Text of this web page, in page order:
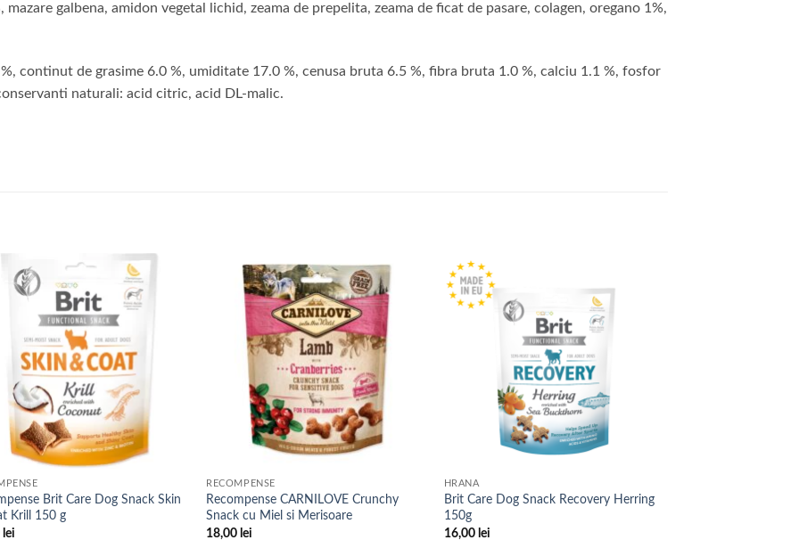
galbena, amidon vegetal lichid, zeama de prepelita, zeama de ficat de pasare, colagen, oregano 1%,
continut de grasime 6.0 %, umiditate 17.0 %, cenusa bruta 6.5 %, fibra bruta 1.0 %, calciu 1.1 %, fosfor
naturali: acid citric, acid DL-malic.
Brit Care Dog Snack Skin
Krill 150 g
lei
RECOMPENSE
Recompense CARNILOVE Crunchy
Snack cu Miel si Merisoare
18,00 lei
HRANA
Brit Care Dog Snack Recovery Herring
150g
16,00 lei